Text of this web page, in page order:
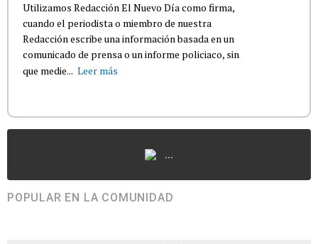
Utilizamos Redacción El Nuevo Día como firma,
cuando el periodista o miembro de nuestra
Redacción escribe una información basada en un
comunicado de prensa o un informe policiaco, sin
que medie... Leer más
...
POPULAR EN LA COMUNIDAD